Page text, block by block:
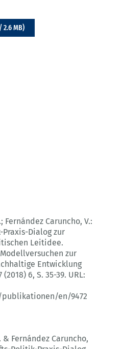
2.6 MB)
Fernández Caruncho, V.:
Dialog zur
Leitidee.
zur
Entwicklung
(2018) 6, S. 35-39. URL:
en/9472
& Fernández Caruncho,